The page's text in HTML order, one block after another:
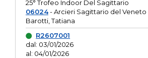
25° Trofeo Indoor Del Sagittario
06024- Arcieri Sagittario del Veneto
Barotti, Tatiana
R2607001
dal: 03/01/2026
al: 04/01/2026